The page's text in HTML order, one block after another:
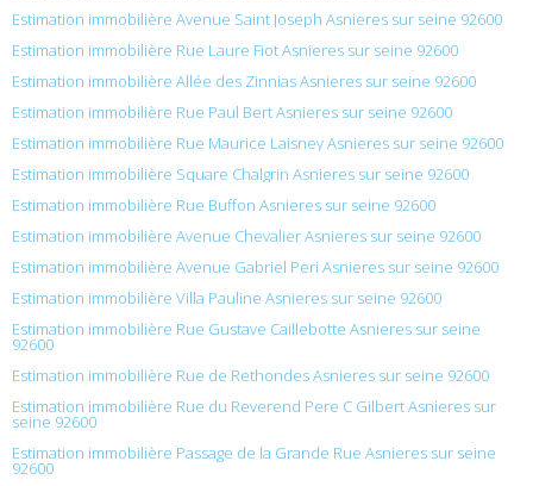
Estimation immobilière Avenue Saint Joseph Asnieres sur seine 92600
Estimation immobilière Rue Laure Fiot Asnieres sur seine 92600
Estimation immobilière Allée des Zinnias Asnieres sur seine 92600
Estimation immobilière Rue Paul Bert Asnieres sur seine 92600
Estimation immobilière Rue Maurice Laisney Asnieres sur seine 92600
Estimation immobilière Square Chalgrin Asnieres sur seine 92600
Estimation immobilière Rue Buffon Asnieres sur seine 92600
Estimation immobilière Avenue Chevalier Asnieres sur seine 92600
Estimation immobilière Avenue Gabriel Peri Asnieres sur seine 92600
Estimation immobilière Villa Pauline Asnieres sur seine 92600
Estimation immobilière Rue Gustave Caillebotte Asnieres sur seine
92600
Estimation immobilière Rue de Rethondes Asnieres sur seine 92600
Estimation immobilière Rue du Reverend Pere C Gilbert Asnieres sur
seine 92600
Estimation immobilière Passage de la Grande Rue Asnieres sur seine
92600